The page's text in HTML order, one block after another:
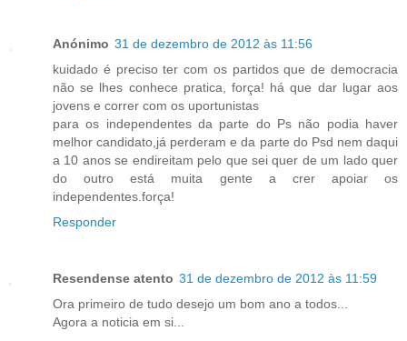
Anónimo 31 de dezembro de 2012 às 11:56
kuidado é preciso ter com os partidos que de democracia
não se lhes conhece pratica, força! há que dar lugar aos
jovens e correr com os uportunistas
para os independentes da parte do Ps não podia haver
melhor candidato,já perderam e da parte do Psd nem daqui
a 10 anos se endireitam pelo que sei quer de um lado quer
do outro está muita gente a crer apoiar os
independentes.força!
Responder
Resendense atento 31 de dezembro de 2012 às 11:59
Ora primeiro de tudo desejo um bom ano a todos...
Agora a noticia em si...